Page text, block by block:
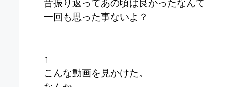
昔振り返ってあの頃は良かったなんて
一回も思った事ないよ？
↑
こんな動画を見かけた。